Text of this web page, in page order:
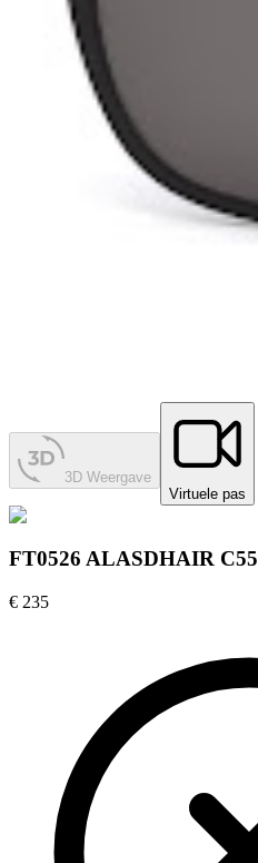
3D Weergave
Virtuele pas
FT0526 ALASDHAIR C55
€ 235